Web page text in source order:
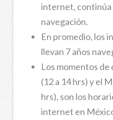
internet, continúa
navegación.
En promedio, los
llevan 7 años
Los momentos de
(12 a 14 hrs) y el
hrs), son los
internet en